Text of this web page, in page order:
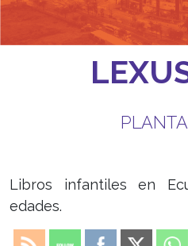
Libros infantiles en
edades.